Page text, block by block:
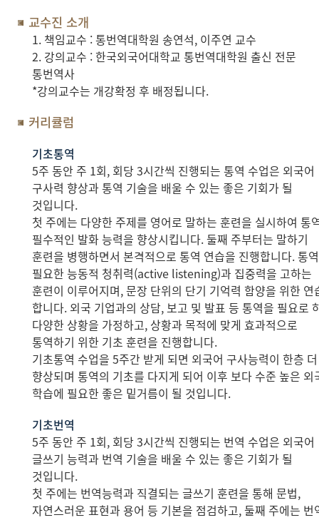
교수진 소개
1. 책임교수 : 통번역대학원 송연석, 이주연 교수
2. 강의교수 : 한국외국어대학교 통번역대학원 출신 전문
통번역사
*강의교수는 개강확정 후 배정됩니다.
커리큘럼
기초통역
5주 동안 주 1회, 회당 3시간씩 진행되는 통역 수업은 외국어
구사력 향상과 통역 기술을 배울 수 있는 좋은 기회가 될
것입니다.
첫 주에는 다양한 주제를 영어로 말하는 훈련을 실시하여 통
필수적인 발화 능력을 향상시킵니다. 둘째 주부터는 말하기
훈련을 병행하면서 본격적으로 통역 연습을 진행합니다. 통
필요한 능동적 청취력(active listening)과 집중력을 고하는
훈련이 이루어지며, 문장 단위의 단기 기억력 함양을 위한 연
합니다. 외국 기업과의 상담, 보고 및 발표 등 통역을 필요로
다양한 상황을 가정하고, 상황과 목적에 맞게 효과적으로
통역하기 위한 기초 훈련을 진행합니다.
기초통역 수업을 5주간 받게 되면 외국어 구사능력이 한층 더
향상되며 통역의 기초를 다지게 되어 이후 보다 수준 높은 외
학습에 필요한 좋은 밑거름이 될 것입니다.
기초번역
5주 동안 주 1회, 회당 3시간씩 진행되는 번역 수업은 외국어
글쓰기 능력과 번역 기술을 배울 수 있는 좋은 기회가 될
것입니다.
첫 주에는 번역능력과 직결되는 글쓰기 훈련을 통해 문법,
자연스러운 표현과 용어 등 기본을 점검하고, 둘째 주에는 번